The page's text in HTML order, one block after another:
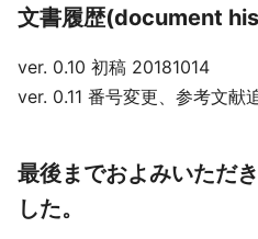
文書履歴(document
ver. 0.10 初稿 20181014
ver. 0.11 番号変更、参考文献
最後までおよみいただ
した。